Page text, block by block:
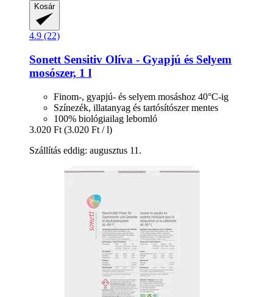
Kosár
4.9 (22)
Sonett Sensitiv Olíva -​ Gyapjú és Selyem
mosószer, 1 l
Finom-, gyapjú- és selyem mosáshoz 40°C-ig
Színezék, illatanyag és tartósítószer mentes
100% biológiailag lebomló
3.020 Ft (3.020 Ft / l)
Szállítás eddig: augusztus 11.